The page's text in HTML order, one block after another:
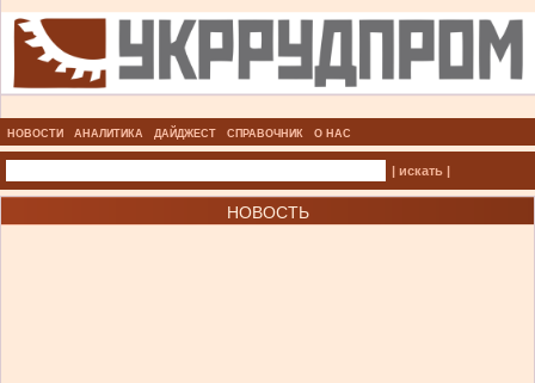
НОВОСТИ АНАЛИТИКА ДАЙДЖЕСТ СПРАВОЧНИК О НАС
| искать |
НОВОСТЬ